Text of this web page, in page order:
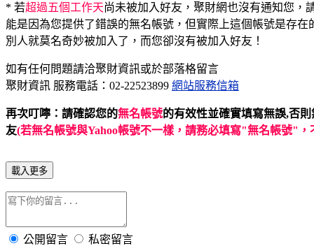
* 若超過五個工作天尚未被加入好友，聚財網也沒有通知您，
能是因為您提供了錯誤的無名帳號，但實際上這個帳號是存在
別人就莫名奇妙被加入了，而您卻沒有被加入好友！
如有任何問題請洽聚財資訊或於部落格留言
聚財資訊 服務電話：02-22523899 網站服務信箱
再次叮嚀：請確認您的無名帳號的有效性並確實填寫無誤,否
友(若無名帳號與Yahoo帳號不一樣，請務必填寫"無名帳號"，
載入更多
公開留言 私密留言